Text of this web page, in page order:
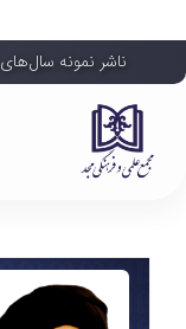
ناشر نمونه سال‌های ۱۳۹۳ و ۱۳۹۴ و ۱۳۹۷ جمهوری اسلامی ایران